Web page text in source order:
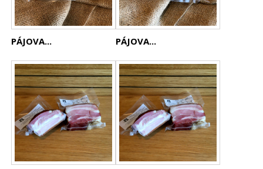
PÁJOVA... PÁJOVA...